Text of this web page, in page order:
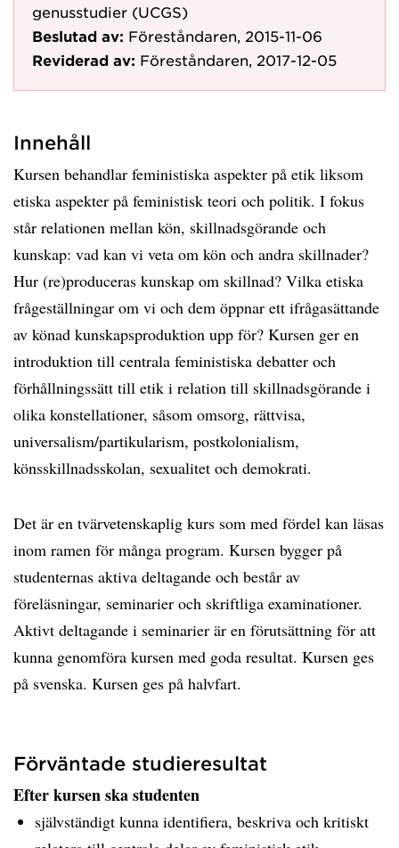
genusstudier (UCGS)
Beslutad av: Föreståndaren, 2015-11-06
Reviderad av: Föreståndaren, 2017-12-05
Innehåll
Kursen behandlar feministiska aspekter på etik liksom
etiska aspekter på feministisk teori och politik. I fokus
står relationen mellan kön, skillnadsgörande och
kunskap: vad kan vi veta om kön och andra skillnader?
Hur (re)produceras kunskap om skillnad? Vilka etiska
frågeställningar om vi och dem öppnar ett ifrågasättande
av könad kunskapsproduktion upp för? Kursen ger en
introduktion till centrala feministiska debatter och
förhållningssätt till etik i relation till skillnadsgörande i
olika konstellationer, såsom omsorg, rättvisa,
universalism/partikularism, postkolonialism,
könsskillnadsskolan, sexualitet och demokrati.
Det är en tvärvetenskaplig kurs som med fördel kan läsas
inom ramen för många program. Kursen bygger på
studenternas aktiva deltagande och består av
föreläsningar, seminarier och skriftliga examinationer.
Aktivt deltagande i seminarier är en förutsättning för att
kunna genomföra kursen med goda resultat. Kursen ges
på svenska. Kursen ges på halvfart.
Förväntade studieresultat
Efter kursen ska studenten
självständigt kunna identifiera, beskriva och kritiskt